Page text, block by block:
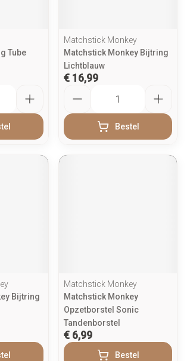
Tube
Matchstick Monkey
Matchstick Monkey Bijtring
Lichtblauw
€ 16,99
Bestel
Bijtring
Matchstick Monkey
Matchstick Monkey
Opzetborstel Sonic
Tandenborstel
€ 6,99
Bestel